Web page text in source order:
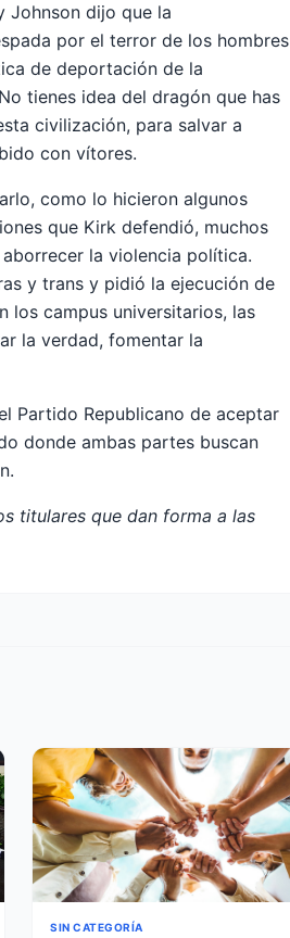
Johnson dijo que la
por el terror de los hombres
de deportación de la
tienes idea del dragón que has
civilización, para salvar a
con vítores.
como lo hicieron algunos
que Kirk defendió, muchos
la violencia política.
y trans y pidió la ejecución de
los campus universitarios, las
la verdad, fomentar la
Partido Republicano de aceptar
donde ambas partes buscan
titulares que dan forma a las
SIN CATEGORÍA